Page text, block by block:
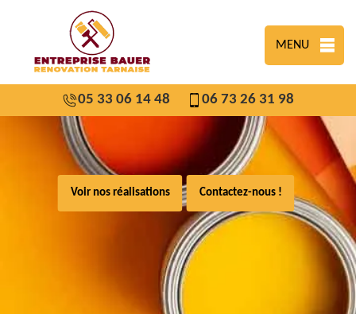
MENU
05 33 06 14 48 06 73 26 31 98
Voir nos réalisations Contactez-nous !